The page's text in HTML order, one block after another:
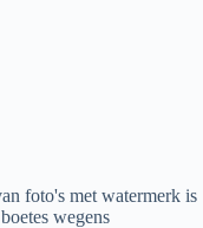
foto's met watermerk is
wegens